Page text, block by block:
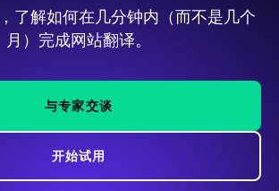
了解如何在几分钟内（而不是几个
月）完成网站翻译。
与专家交谈
开始试用